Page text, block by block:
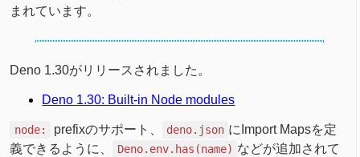
まれています。
Deno 1.30がリリースされました。
Deno 1.30: Built-in Node modules
node: prefixのサポート、 deno.json にImport Mapsを定
義できるように、
Deno.env.has(name) などが追加されて